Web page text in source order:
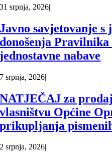
31 srpnja, 2026|
Javno savjetovanje s
donošenja
jednostavne nabave
7 srpnja, 2026|
NATJEČAJ za
vlasništvu Općine
prikupljanja
2 srpnja, 2026|